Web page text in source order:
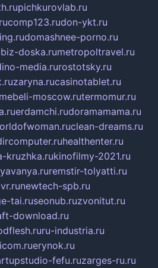
pichkurovlab.ru
comp123.rudon-ykt.ru
domashnee-porno.ru
biz-doska.rumetropoltravel.ru
media.rurostotsky.ru
zaryna.rucasinotablet.ru
moscow.rutermomur.ru
erdamchi.rudoramamama.ru
clean-dreams.ru
healthenter.ru
kruzhka.rukinofilmy-2021.ru
remstir-tolyatti.ru
newtech-spb.ru
tai.ruseonub.ruzvonitut.ru
download.ru
ru-industria.ru
erynok.ru
fefu.ruzarges-ru.ru